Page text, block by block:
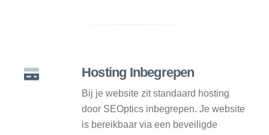
Hosting Inbegrepen
Bij je website zit standaard hosting
door SEOptics inbegrepen. Je website
is bereikbaar via een beveiligde